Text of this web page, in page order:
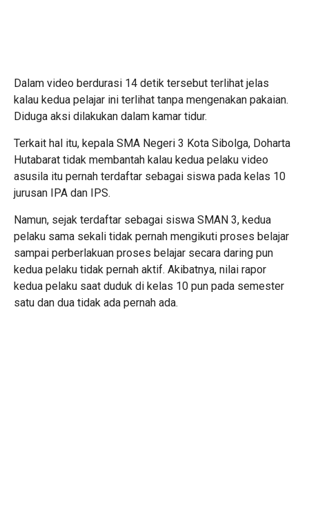
Dalam video berdurasi 14 detik tersebut terlihat jelas
kalau kedua pelajar ini terlihat tanpa mengenakan pakaian.
Diduga aksi dilakukan dalam kamar tidur.
Terkait hal itu, kepala SMA Negeri 3 Kota Sibolga, Doharta
Hutabarat tidak membantah kalau kedua pelaku video
asusila itu pernah terdaftar sebagai siswa pada kelas 10
jurusan IPA dan IPS.
Namun, sejak terdaftar sebagai siswa SMAN 3, kedua
pelaku sama sekali tidak pernah mengikuti proses belajar
sampai perberlakuan proses belajar secara daring pun
kedua pelaku tidak pernah aktif. Akibatnya, nilai rapor
kedua pelaku saat duduk di kelas 10 pun pada semester
satu dan dua tidak ada pernah ada.